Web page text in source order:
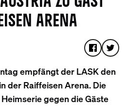
ARENA
empfängt der LASK den
der Raiffeisen Arena. Die
gegen die Gäste